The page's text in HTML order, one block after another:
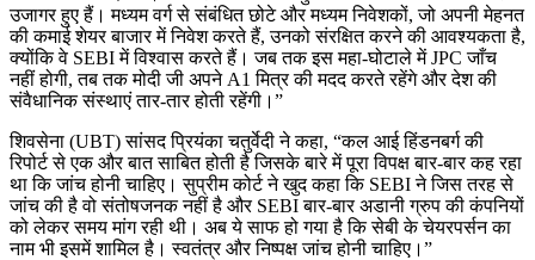
उजागर हुए हैं। मध्यम वर्ग से संबंधित छोटे और मध्यम निवेशकों, जो अपनी मेहनत
की कमाई शेयर बाजार में निवेश करते हैं, उनको संरक्षित करने की आवश्यकता है,
क्योंकि वे SEBI में विश्वास करते हैं। जब तक इस महा-घोटाले में JPC जाँच
नहीं होगी, तब तक मोदी जी अपने A1 मित्र की मदद करते रहेंगे और देश की
संवैधानिक संस्थाएं तार-तार होती रहेंगी।”
शिवसेना (UBT) सांसद प्रियंका चतुर्वेदी ने कहा, “कल आई हिंडनबर्ग की
रिपोर्ट से एक और बात साबित होती है जिसके बारे में पूरा विपक्ष बार-बार कह रहा
था कि जांच होनी चाहिए। सुप्रीम कोर्ट ने खुद कहा कि SEBI ने जिस तरह से
जांच की है वो संतोषजनक नहीं है और SEBI बार-बार अडानी ग्रुप की कंपनियों
को लेकर समय मांग रही थी। अब ये साफ हो गया है कि सेबी के चेयरपर्सन का
नाम भी इसमें शामिल है। स्वतंत्र और निष्पक्ष जांच होनी चाहिए।”